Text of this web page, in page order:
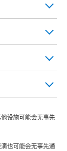
设施可能会无事先
也可能会无事先通